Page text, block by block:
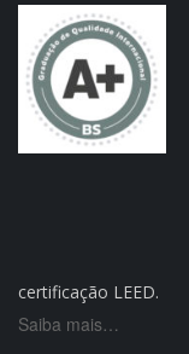
certificação LEED.
Saiba mais…